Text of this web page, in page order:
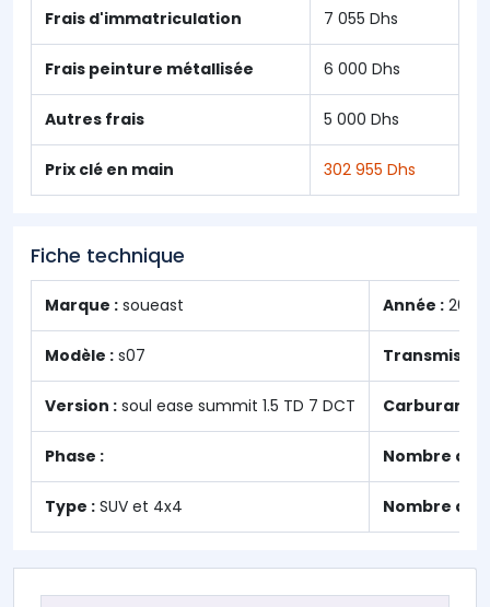
Frais d'immatriculation 7 055 Dhs
Frais peinture métallisée 6 000 Dhs
Autres frais 5 000 Dhs
Prix clé en main 302 955 Dhs
Fiche technique
Marque : soueast Année : 2025
Modèle : s07
Version : soul ease summit 1.5 TD 7 DCT Carburant :
Phase : Nombre de
Type : SUV et 4x4 Nombre de